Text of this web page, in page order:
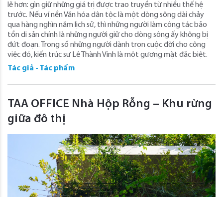
lẽ hơn: gìn giữ những giá trị được trao truyền từ nhiều thế hệ
trước. Nếu ví nền Văn hóa dân tộc là một dòng sông dài chảy
qua hàng nghìn năm lịch sử, thì những người làm công tác bảo
tồn di sản chính là những người giữ cho dòng sông ấy không bị
đứt đoạn. Trong số những người dành trọn cuộc đời cho công
việc đó, kiến trúc sư Lê Thành Vinh là một gương mặt đặc biệt.
Tác giả - Tác phẩm
TAA OFFICE Nhà Hộp Rỗng – Khu rừng
giữa đô thị